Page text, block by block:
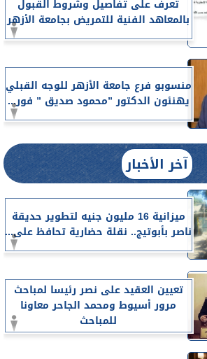
تعرف على تفاصيل وشروط القبول
بالمعاهد الفنية للتمريض بجامعة الأزهر
منسوبو فرع جامعة الأزهر للوجه القبلي
يهنئون الدكتور ”محمود صديق ” فور...
آخر الأخبار
ميزانية 16 مليون جنيه لتطوير حديقة
ناصر بأبوتيج.. نقلة حضارية تحافظ على...
تعيين العقيد على نصر رئيسا لمباحث
مرور أسيوط ومحمد الجاحر معاونا
للمباحث